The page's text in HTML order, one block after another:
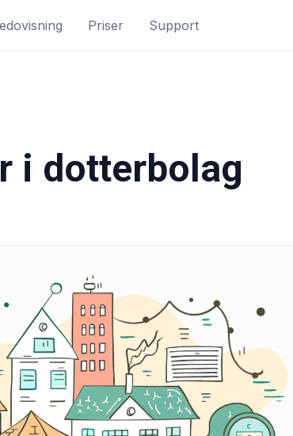
Priser Support
i dotterbolag